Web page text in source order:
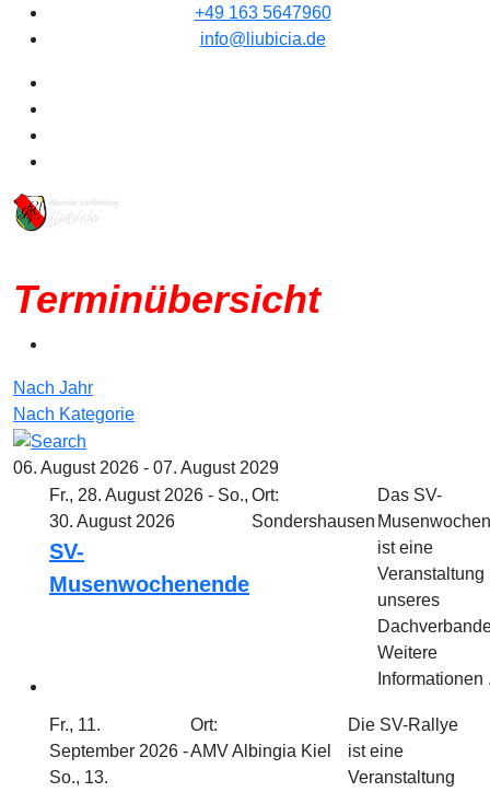
+49 163 5647960
info@liubicia.de
Terminübersicht
Nach Jahr
Nach Kategorie
06. August 2026 - 07. August 2029
Fr., 28. August 2026 - So.,
30. August 2026
SV-
Musenwochenende
Ort:
Sondershausen
Das SV-
ist eine
Veranstaltung
unseres
Weitere
Informationen
Fr., 11.
September 2026 -
So., 13.
Ort:
AMV Albingia Kiel
Die SV-Rallye
ist eine
Veranstaltung